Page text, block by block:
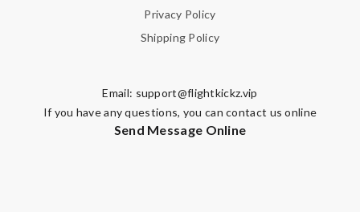
Privacy Policy
Shipping Policy
Email: support@flightkickz.vip
If you have any questions, you can contact us online
Send Message Online